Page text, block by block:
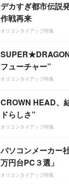
デカすぎ都市伝説
作戦再来
オリコンタイアップ特集
フューチャー”
オリコンタイアップ特集
CROWN HEAD、
ドらしさ”
オリコンタイアップ特集
パソコンメーカー
万円台PC３選」
オリコンタイアップ特集